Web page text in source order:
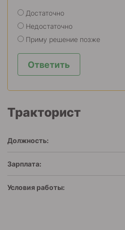
Достаточно
Недостаточно
Приму решение позже
Ответить
Тракторист
Должность:
Зарплата:
Условия работы: